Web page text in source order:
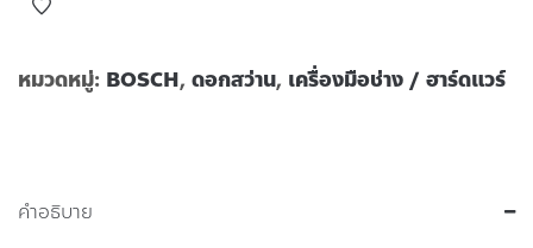
หมวดหมู่: BOSCH, ดอกสว่าน, เครื่องมือช่าง / ฮาร์ดแวร์
คำอธิบาย